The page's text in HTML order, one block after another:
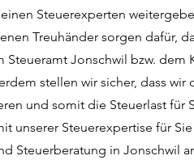
Steuerexperten
Treuhänder sorgen dafür,
Jonschwil bzw. dem
stellen wir sicher, dass
und somit die Steuerlast für
unserer Steuerexpertise für
Steuerberatung in Jonschwil